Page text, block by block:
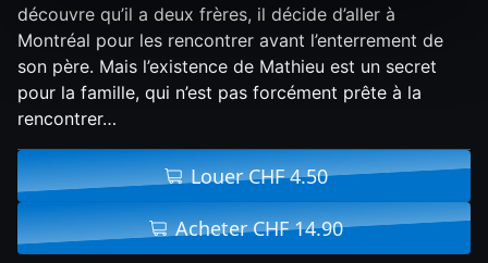
découvre qu’il a deux frères, il décide d’aller à
Montréal pour les rencontrer avant l’enterrement de
son père. Mais l’existence de Mathieu est un secret
pour la famille, qui n’est pas forcément prête à la
rencontrer…
Louer CHF 4.50
Acheter CHF 14.90